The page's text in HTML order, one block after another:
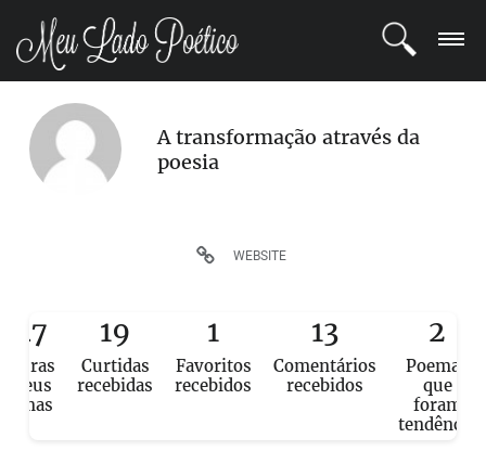
LOGIN
REGISTRO
COMUNIDADE
A transformação através da
poesia
WEBSITE
seus
19
Curtidas
recebidas
1
Favoritos
recebidos
13
Comentários
recebidos
2
Poemas
que
foram
tendência